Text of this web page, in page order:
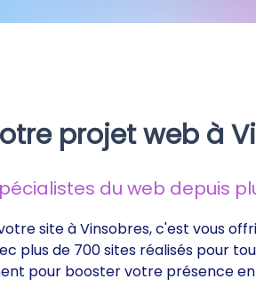
projet web à
du web depuis
site à Vinsobres, c'est vous
plus de 700 sites réalisés pour
pour booster votre présence en